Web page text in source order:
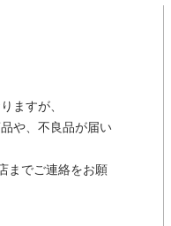
ますが、
や、不良品が届い
までご連絡をお願